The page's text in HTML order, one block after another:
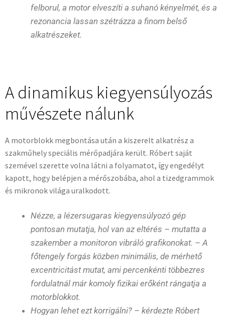
felborul, a motor elveszíti a suhanó kényelmét, és a
rezonancia lassan szétrázza a finom belső
alkatrészeket.
A dinamikus kiegyensúlyozás
művészete nálunk
A motorblokk megbontása után a kiszerelt alkatrész a
szakműhely speciális mérőpadjára került. Róbert saját
szemével szerette volna látni a folyamatot, így engedélyt
kapott, hogy belépjen a mérőszobába, ahol a tizedgrammok
és mikronok világa uralkodott.
Nézze, a lézersugaras kiegyensúlyozó gép
pontosan mutatja, hol van az eltérés – mutatta a
szakember a monitoron vibráló grafikonokat. – A
főtengely forgás közben minimális, de mérhető
excentricitást mutat, ami percenkénti többezres
fordulatnál már komoly fizikai erőként rángatja a
motorblokkot.
Hogyan lehet ezt korrigálni? – kérdezte Róbert